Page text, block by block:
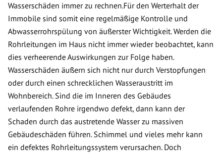
Wasserschäden immer zu rechnen.Für den Werterhalt der
Immobile sind somit eine regelmäßige Kontrolle und
Abwasserrohrspülung von äußerster Wichtigkeit. Werden die
Rohrleitungen im Haus nicht immer wieder beobachtet, kann
dies verheerende Auswirkungen zur Folge haben.
Wasserschäden äußern sich nicht nur durch Verstopfungen
oder durch einen schrecklichen Wasseraustritt im
Wohnbereich. Sind die im Inneren des Gebäudes
verlaufenden Rohre irgendwo defekt, dann kann der
Schaden durch das austretende Wasser zu massiven
Gebäudeschäden führen. Schimmel und vieles mehr kann
ein defektes Rohrleitungssystem verursachen. Doch